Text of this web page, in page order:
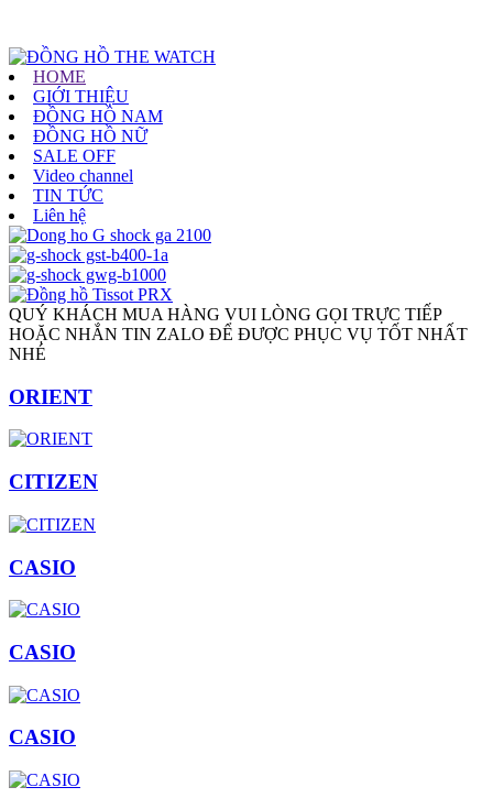
HOME
GIỚI THIỆU
ĐỒNG HỒ NAM
ĐỒNG HỒ NỮ
SALE OFF
Video channel
TIN TỨC
Liên hệ
QUÝ KHÁCH MUA HÀNG VUI LÒNG GỌI TRỰC TIẾP
HOẶC NHẮN TIN ZALO ĐỂ ĐƯỢC PHỤC VỤ TỐT NHẤT
NHÉ
ORIENT
CITIZEN
CASIO
CASIO
CASIO